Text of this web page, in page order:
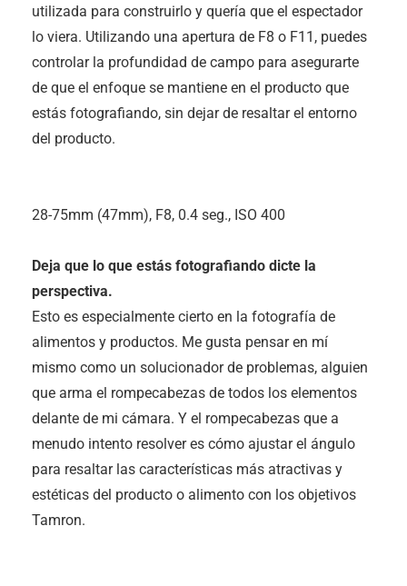
utilizada para construirlo y quería que el espectador
lo viera. Utilizando una apertura de F8 o F11, puedes
controlar la profundidad de campo para asegurarte
de que el enfoque se mantiene en el producto que
estás fotografiando, sin dejar de resaltar el entorno
del producto.
28-75mm (47mm), F8, 0.4 seg., ISO 400
Deja que lo que estás fotografiando dicte la
perspectiva.
Esto es especialmente cierto en la fotografía de
alimentos y productos. Me gusta pensar en mí
mismo como un solucionador de problemas, alguien
que arma el rompecabezas de todos los elementos
delante de mi cámara. Y el rompecabezas que a
menudo intento resolver es cómo ajustar el ángulo
para resaltar las características más atractivas y
estéticas del producto o alimento con los objetivos
Tamron.